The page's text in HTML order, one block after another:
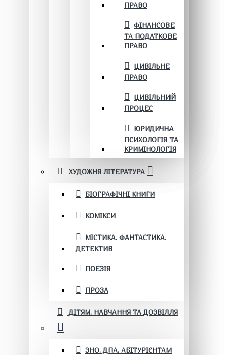
ПРАВО
ФІНАНСОВЕ
ТА ПОДАТКОВЕ
ПРАВО
ЦИВІЛЬНЕ
ПРАВО
ЦИВІЛЬНИЙ
ПРОЦЕС
ЮРИДИЧНА
ПСИХОЛОГІЯ ТА
КРИМІНОЛОГІЯ
ХУДОЖНЯ ЛІТЕРАТУРА
БІОГРАФІЧНІ КНИГИ
КОМІКСИ
МІСТИКА. ФАНТАСТИКА.
ДЕТЕКТИВ
ПОЕЗІЯ
ПРОЗА
ДІТЯМ. НАВЧАННЯ ТА ДОЗВІЛЛЯ
ЗНО. ДПА. АБІТУРІЄНТАМ